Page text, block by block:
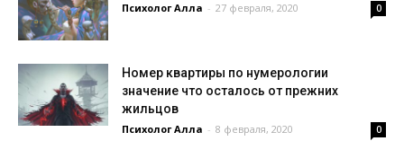
Психолог Алла - 27 февраля, 2020 0
Номер квартиры по нумерологии
значение что осталось от прежних
жильцов
Психолог Алла - 8 февраля, 2020 0